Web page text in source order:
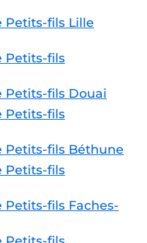
âgées.
votre disposition
d’évaluation
la personne
fils Lille